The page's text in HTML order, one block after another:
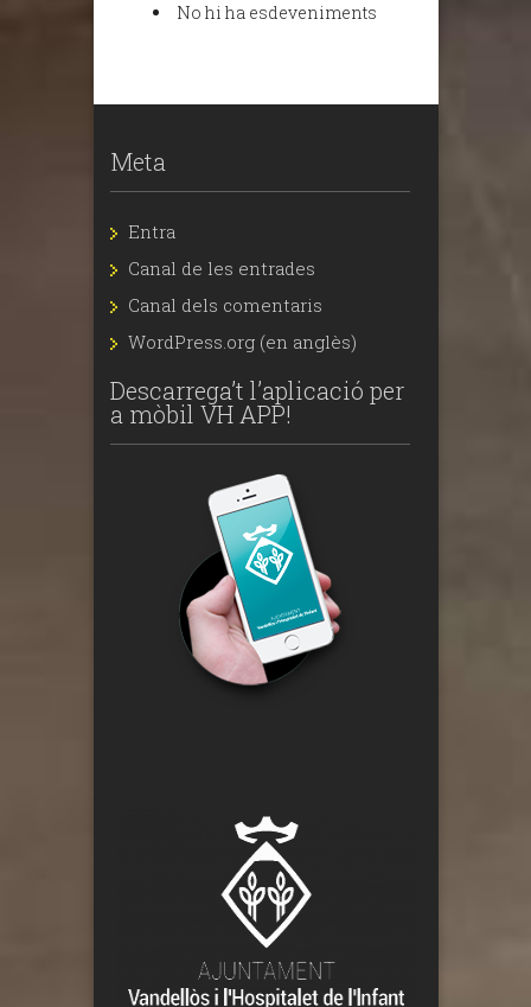
No hi ha esdeveniments
Meta
Entra
Canal de les entrades
Canal dels comentaris
WordPress.org (en anglès)
Descarrega’t l’aplicació per
a mòbil VH APP!